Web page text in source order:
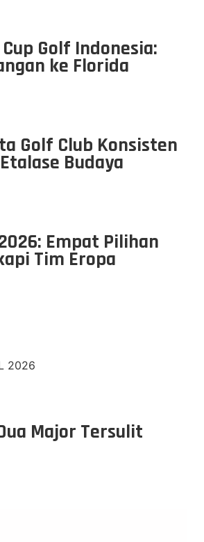
Golf Indonesia:
ke Florida
Golf Club Konsisten
Budaya
Empat Pilihan
Tim Eropa
Major Tersulit